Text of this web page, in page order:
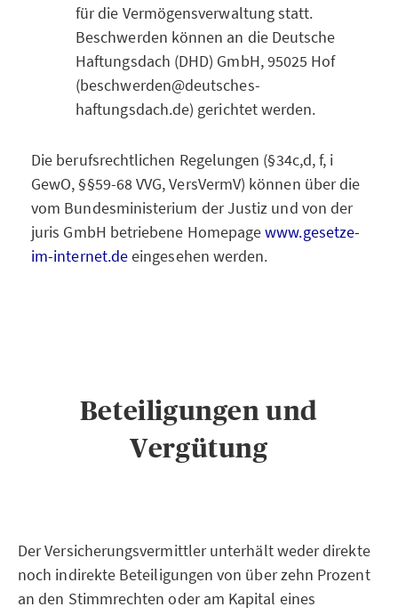
für die Vermögensverwaltung statt.
Beschwerden können an die Deutsche
Haftungsdach (DHD) GmbH, 95025 Hof
(beschwerden@deutsches-
haftungsdach.de) gerichtet werden.
Die berufsrechtlichen Regelungen (§34c,d, f, i
GewO, §§59-68 VVG, VersVermV) können über die
vom Bundesministerium der Justiz und von der
juris GmbH betriebene Homepagewww.gesetze-
im-internet.deeingesehen werden.
Beteiligungen und
Vergütung
Der Versicherungsvermittler unterhält weder direkte
noch indirekte Beteiligungen von über zehn Prozent
an den Stimmrechten oder am Kapital eines